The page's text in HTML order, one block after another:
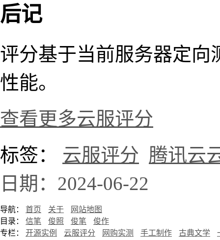
后记
评分基于当前服务器定向
性能。
查看更多云服评分
标签： 云服评分 腾讯云
日期：2024-06-22
导航： 首页 关于
网站地图
目录： 信笔 俊照 俊笔
俊作
专栏： 开源实例 云服评分 网购实测 手工制作 古典文学